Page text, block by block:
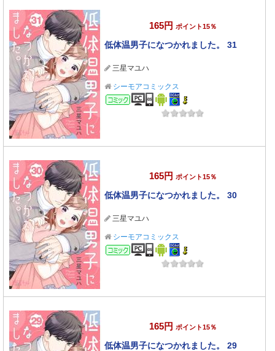
165円 ポイント15％
低体温男子になつかれました。 31
三星マユハ
シーモアコミックス
コミック
165円 ポイント15％
低体温男子になつかれました。 30
三星マユハ
シーモアコミックス
コミック
165円 ポイント15％
低体温男子になつかれました。 29